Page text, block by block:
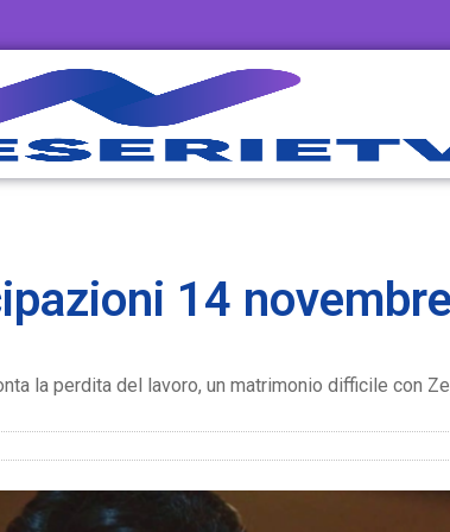
14
la perdita del lavoro, un matrimonio difficile con